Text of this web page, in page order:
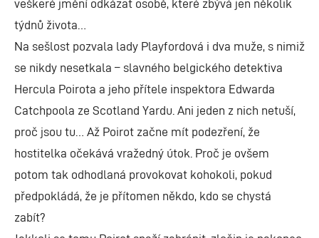
týdnů života…
Na sešlost pozvala lady Playfordová i dva muže, s nimiž
se nikdy nesetkala – slavného belgického detektiva
Hercula Poirota a jeho přítele inspektora Edwarda
Catchpoola ze Scotland Yardu. Ani jeden z nich netuší,
proč jsou tu… Až Poirot začne mít podezření, že
hostitelka očekává vražedný útok. Proč je ovšem
potom tak odhodlaná provokovat kohokoli, pokud
předpokládá, že je přítomen někdo, kdo se chystá
zabít?